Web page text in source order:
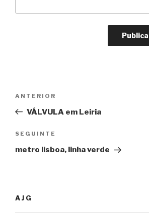
Conteúdo
anterior
ANTERIOR
VÁLVULA em Leiria
Conteúdo
seguinte
SEGUINTE
metro lisboa, linha verde
AJG